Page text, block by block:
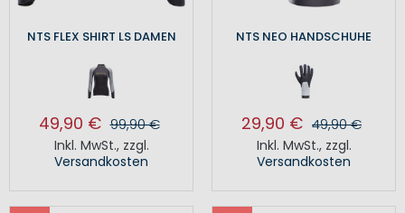
NTS FLEX SHIRT LS DAMEN
49,90 € 99,90 €
Inkl. MwSt., zzgl.
Versandkosten
NTS NEO HANDSCHUHE
29,90 € 49,90 €
Inkl. MwSt., zzgl.
Versandkosten